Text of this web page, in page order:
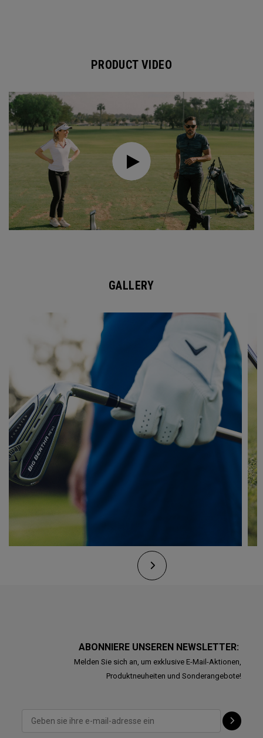
PRODUCT VIDEO
GALLERY
ABONNIERE UNSEREN NEWSLETTER:
Melden Sie sich an, um exklusive E-Mail-Aktionen,
Produktneuheiten und Sonderangebote!